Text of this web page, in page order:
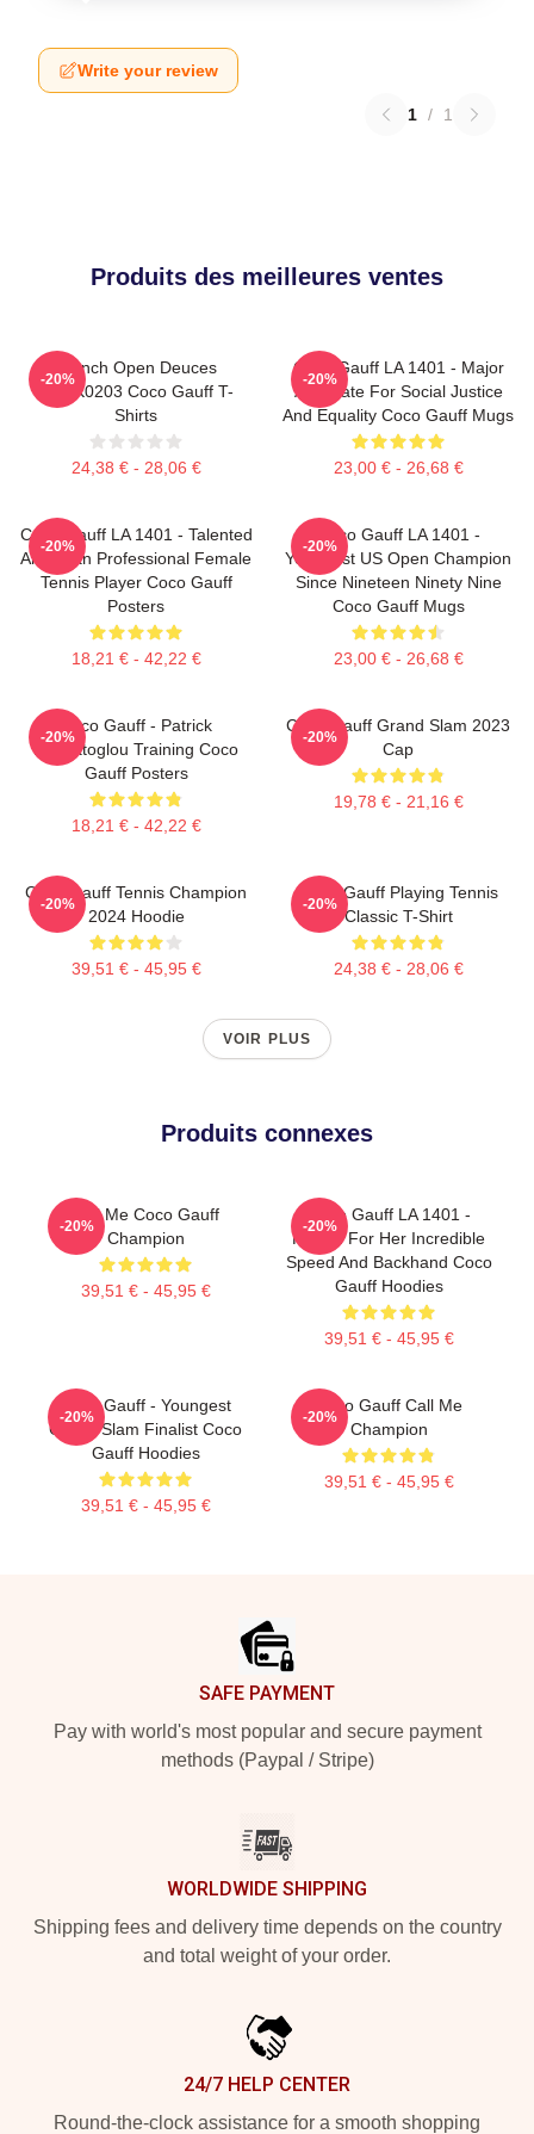
Write your review
1 / 1
Produits des meilleures ventes
French Open Deuces
DTNK0203 Coco Gauff T-
Shirts
24,38 € - 28,06 €
-20%
Coco Gauff LA 1401 - Major
Advocate For Social Justice
And Equality Coco Gauff Mugs
23,00 € - 26,68 €
-20%
Coco Gauff LA 1401 - Talented
American Professional Female
Tennis Player Coco Gauff
Posters
18,21 € - 42,22 €
-20%
Coco Gauff LA 1401 -
Youngest US Open Champion
Since Nineteen Ninety Nine
Coco Gauff Mugs
23,00 € - 26,68 €
-20%
Coco Gauff - Patrick
Mouratoglou Training Coco
Gauff Posters
18,21 € - 42,22 €
-20%
Coco Gauff Grand Slam 2023
Cap
19,78 € - 21,16 €
-20%
Coco Gauff Tennis Champion
2024 Hoodie
39,51 € - 45,95 €
-20%
Coco Gauff Playing Tennis
Classic T-Shirt
24,38 € - 28,06 €
-20%
VOIR PLUS
Produits connexes
Call Me Coco Gauff
Champion
39,51 € - 45,95 €
-20%
Coco Gauff LA 1401 -
Known For Her Incredible
Speed And Backhand Coco
Gauff Hoodies
39,51 € - 45,95 €
-20%
Coco Gauff - Youngest
Grand Slam Finalist Coco
Gauff Hoodies
39,51 € - 45,95 €
-20%
Coco Gauff Call Me
Champion
39,51 € - 45,95 €
-20%
SAFE PAYMENT
Pay with world's most popular and secure payment
methods (Paypal / Stripe)
WORLDWIDE SHIPPING
Shipping fees and delivery time depends on the country
and total weight of your order.
24/7 HELP CENTER
Round-the-clock assistance for a smooth shopping